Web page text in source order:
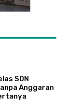
SDN
Anggaran